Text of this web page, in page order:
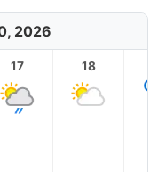
2026
17 18